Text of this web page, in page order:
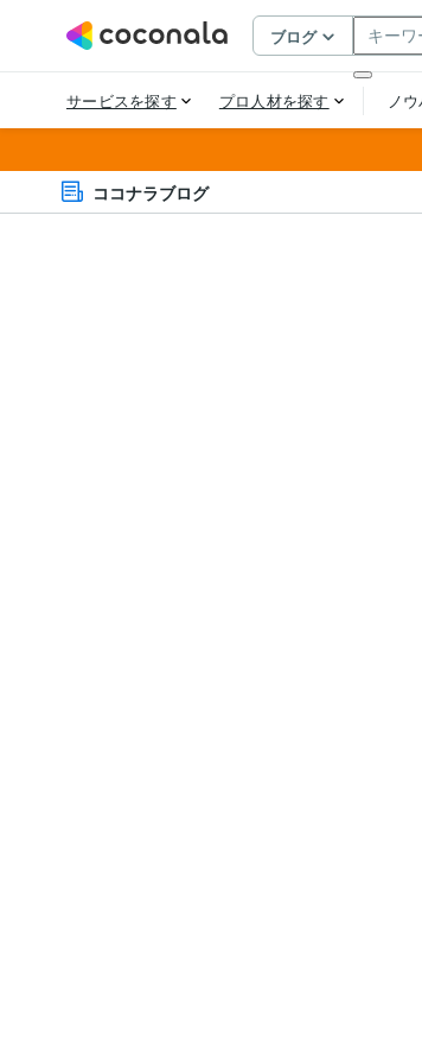
ココナラブログ